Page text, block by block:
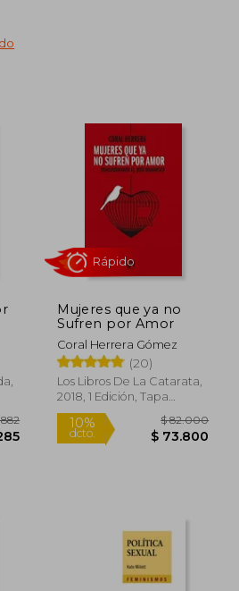
45%
dcto.
$
$
Mujeres que ya no
Sufren por Amor
Coral Herrera Gómez
(20)
Los Libros De La Catarata,
2018, 1 Edición, Tapa
Blanda, Nuevo